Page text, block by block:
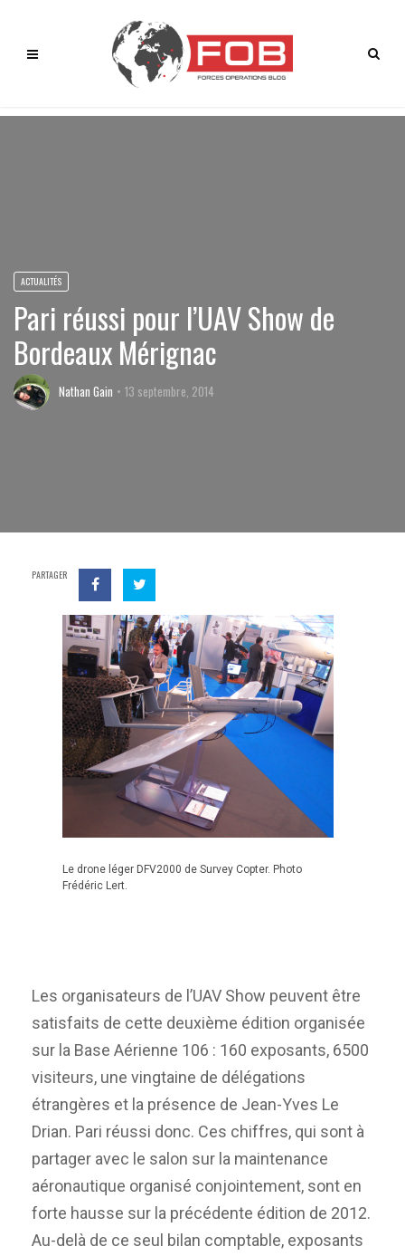
ACTUALITÉS
Pari réussi pour l’UAV Show de
Bordeaux Mérignac
Nathan Gain 13 septembre, 2014
PARTAGER
Le drone léger DFV2000 de Survey Copter. Photo
Frédéric Lert.
Les organisateurs de l’UAV Show peuvent être
satisfaits de cette deuxième édition organisée
sur la Base Aérienne 106 : 160 exposants, 6500
visiteurs, une vingtaine de délégations
étrangères et la présence de Jean-Yves Le
Drian. Pari réussi donc. Ces chiffres, qui sont à
partager avec le salon sur la maintenance
aéronautique organisé conjointement, sont en
forte hausse sur la précédente édition de 2012.
Au-delà de ce seul bilan comptable, exposants